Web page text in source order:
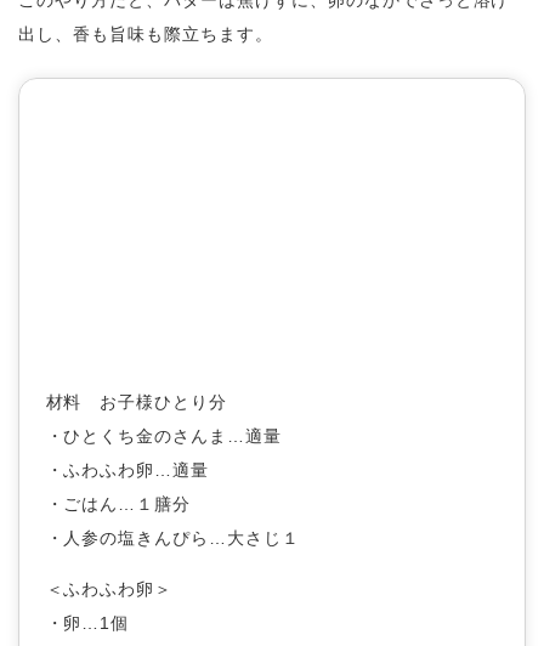
出し、香も旨味も際立ちます。
材料 お子様ひとり分
・ひとくち金のさんま…適量
・ふわふわ卵…適量
・ごはん…１膳分
・人参の塩きんぴら…大さじ１
＜ふわふわ卵＞
・卵…1個